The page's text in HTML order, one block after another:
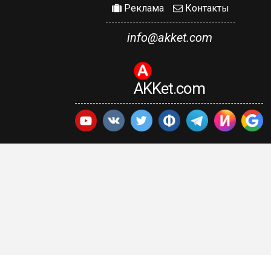
Реклама Контакты
info@akket.com
AKKet.com